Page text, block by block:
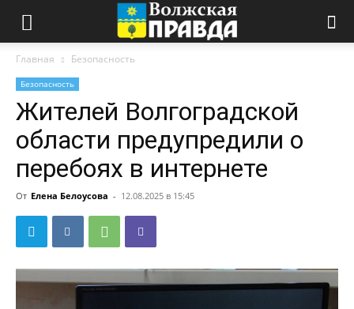
Главная Безопасность
Безопасность
Жителей Волгоградской
области предупредили о
перебоях в интернете
От Елена Белоусова - 12.08.2025 в 15:45